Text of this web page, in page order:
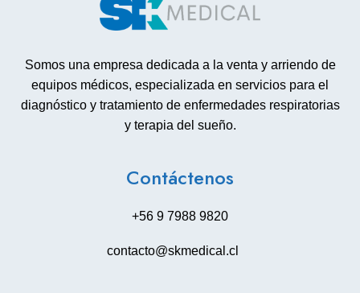
Somos una empresa dedicada a la venta y arriendo de
equipos médicos, especializada en servicios para el
diagnóstico y tratamiento de enfermedades respiratorias
y terapia del sueño.
Contáctenos
+56 9 7988 9820
contacto@skmedical.cl